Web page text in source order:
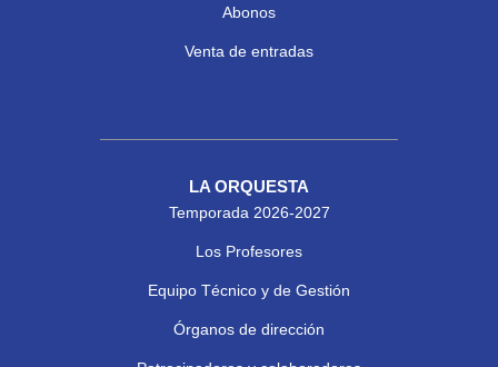
Abonos
Venta de entradas
LA ORQUESTA
Temporada 2026-2027
Los Profesores
Equipo Técnico y de Gestión
Órganos de dirección